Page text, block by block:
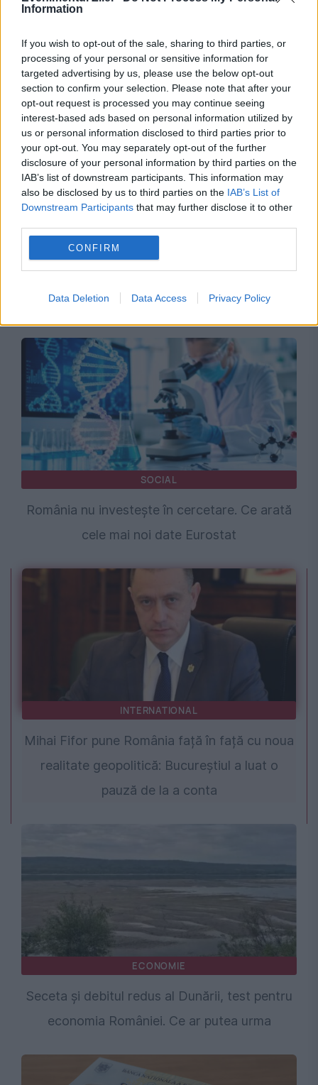
Information
If you wish to opt-out of the sale, sharing to third parties, or
processing of your personal or sensitive information for
targeted advertising by us, please use the below opt-out
section to confirm your selection. Please note that after your
opt-out request is processed you may continue seeing
interest-based ads based on personal information utilized by
us or personal information disclosed to third parties prior to
your opt-out. You may separately opt-out of the further
disclosure of your personal information by third parties on the
IAB’s list of downstream participants. This information may
also be disclosed by us to third parties on the IAB’s List of
Downstream Participants that may further disclose it to other
CONFIRM
Data Deletion Data Access Privacy Policy
Recomandările noastre
Investiție de până la 3 miliarde de dolari
SOCIAL
România nu investește în cercetare. Ce arată
cele mai noi date Eurostat
INTERNATIONAL
Mihai Fifor pune România față în față cu noua
realitate geopolitică: Bucureștiul a luat o
pauză de la a conta
ECONOMIE
Seceta și debitul redus al Dunării, test pentru
economia României. Ce ar putea urma